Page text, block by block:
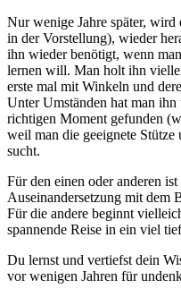
Nur wenige Jahre später,
in der Vorstellung), wieder
ihn wieder benötigt, wenn
lernen will. Man holt ihn
erste mal mit Winkeln und
Unter Umständen hat man
richtigen Moment gefunden
weil man die geeignete
sucht.
Für den einen oder anderen
Auseinandersetzung mit dem
Für die andere beginnt
spannende Reise in ein viel
Du lernst und vertiefst dein
vor wenigen Jahren für